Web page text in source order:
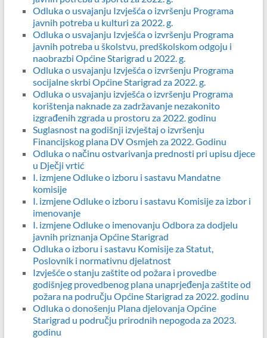
Odluka o usvajanju Izvješća o izvršenju Programa
javnih potreba u kulturi za 2022. g.
Odluka o usvajanju Izvješća o izvršenju Programa
javnih potreba u školstvu, predškolskom odgoju i
naobrazbi Općine Starigrad u 2022. g.
Odluka o usvajanju Izvješća o izvršenju Programa
socijalne skrbi Općine Starigrad za 2022. g.
Odluka o usvajanju izvješća o izvršenju Programa
korištenja naknade za zadržavanje nezakonito
izgrađenih zgrada u prostoru za 2022. godinu
Suglasnost na godišnji izvještaj o izvršenju
Financijskog plana DV Osmjeh za 2022. Godinu
Odluka o načinu ostvarivanja prednosti pri upisu djece
u Dječji vrtić
I. izmjene Odluke o izboru i sastavu Mandatne
komisije
I. izmjene Odluke o izboru i sastavu Komisije za izbor i
imenovanje
I. izmjene Odluke o imenovanju Odbora za dodjelu
javnih priznanja Općine Starigrad
Odluka o izboru i sastavu Komisije za Statut,
Poslovnik i normativnu djelatnost
Izvješće o stanju zaštite od požara i provedbe
godišnjeg provedbenog plana unaprjeđenja zaštite od
požara na području Općine Starigrad za 2022. godinu
Odluka o donošenju Plana djelovanja Općine
Starigrad u području prirodnih nepogoda za 2023.
godinu